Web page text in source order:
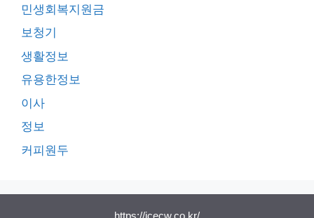
민생회복지원금
보청기
생활정보
유용한정보
이사
정보
커피원두
https://icecw.co.kr/